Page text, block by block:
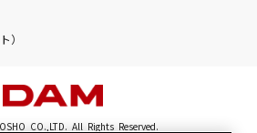
）
CO.,LTD. All Rights Reserved.